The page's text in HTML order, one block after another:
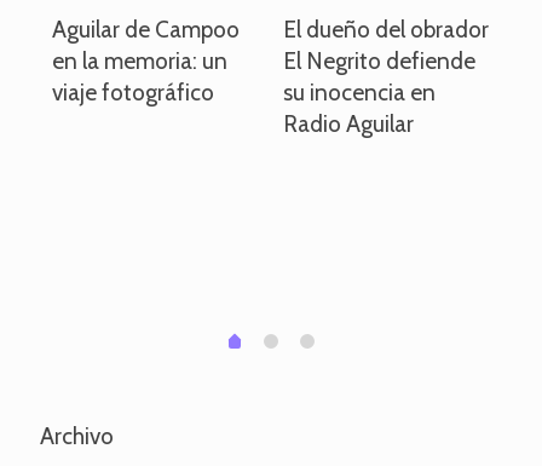
Aguilar de Campoo
en la memoria: un
viaje fotográfico
El dueño del obrador
El Negrito defiende
su inocencia en
Radio Aguilar
0 1 2
Archivo